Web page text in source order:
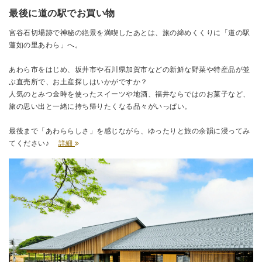
最後に道の駅でお買い物
宮谷石切場跡で神秘の絶景を満喫したあとは、旅の締めくくりに「道の駅
蓮如の里あわら」へ。
あわら市をはじめ、坂井市や石川県加賀市などの新鮮な野菜や特産品が並
ぶ直売所で、お土産探しはいかがですか？
人気のとみつ金時を使ったスイーツや地酒、福井ならではのお菓子など、
旅の思い出と一緒に持ち帰りたくなる品々がいっぱい。
最後まで「あわららしさ」を感じながら、ゆったりと旅の余韻に浸ってみ
てください♪
詳細